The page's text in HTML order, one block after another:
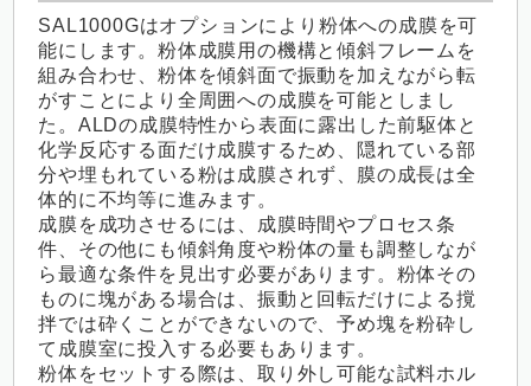
SAL1000Gはオプションにより粉体への成膜を可
能にします。粉体成膜用の機構と傾斜フレームを
組み合わせ、粉体を傾斜面で振動を加えながら転
がすことにより全周囲への成膜を可能としまし
た。ALDの成膜特性から表面に露出した前駆体と
化学反応する面だけ成膜するため、隠れている部
分や埋もれている粉は成膜されず、膜の成長は全
体的に不均等に進みます。
成膜を成功させるには、成膜時間やプロセス条
件、その他にも傾斜角度や粉体の量も調整しなが
ら最適な条件を見出す必要があります。粉体その
ものに塊がある場合は、振動と回転だけによる撹
拌では砕くことができないので、予め塊を粉砕し
て成膜室に投入する必要もあります。
粉体をセットする際は、取り外し可能な試料ホル